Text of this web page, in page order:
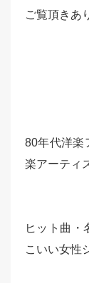
ご覧頂きあ
80年代洋楽
楽アーティ
ヒット曲・
こいい女性